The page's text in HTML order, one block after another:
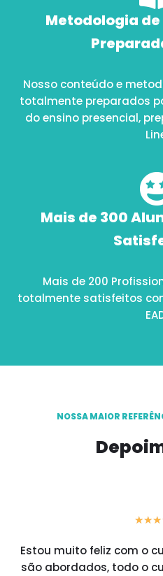
Metodologia
Nosso conteúdo e
totalmente preparados
do ensino presencial,
Mais de 300
Mais de 200
totalmente satisfeitos
NOSSA MAIOR
★★★
Estou muito feliz com o
são abordados, todo o